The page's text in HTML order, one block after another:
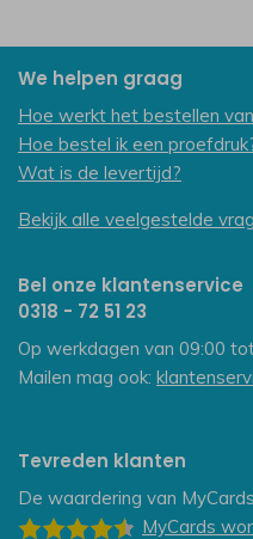
We helpen graag
Hoe werkt het bestellen
Hoe bestel ik een
Wat is de levertijd?
Bekijk alle veelgestelde
Bel onze klantenservice
0318 - 72 51 23
Op werkdagen van 09:00
Mailen mag ook:
Tevreden klanten
De waardering van
MyCards